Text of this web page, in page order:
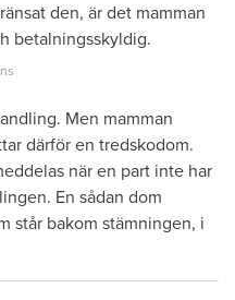
den, är det mamman
betalningsskyldig.
Men mamman
därför en tredskodom.
när en part inte har
En sådan dom
står bakom stämningen, i